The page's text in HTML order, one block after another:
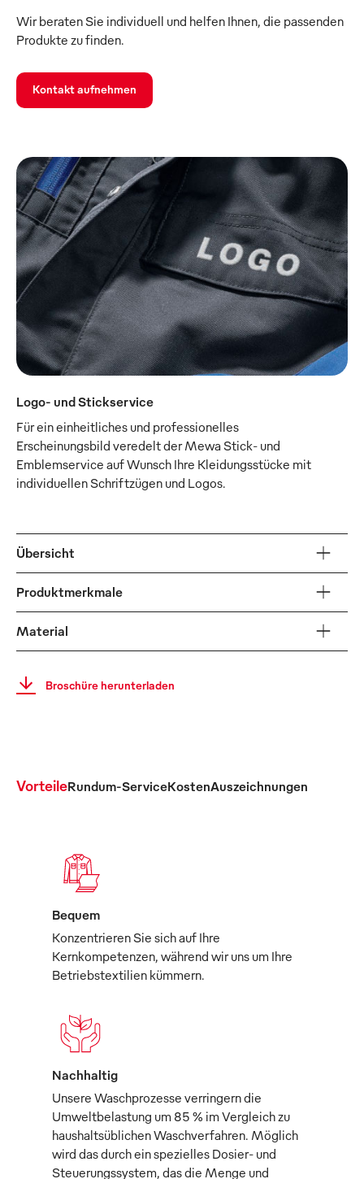
Wir beraten Sie individuell und helfen Ihnen, die passenden
Produkte zu finden.
Kontakt aufnehmen
Logo- und Stickservice
Für ein einheitliches und professionelles
Erscheinungsbild veredelt der Mewa Stick- und
Emblemservice auf Wunsch Ihre Kleidungsstücke mit
individuellen Schriftzügen und Logos.
Übersicht
Produktmerkmale
Material
Broschüre herunterladen
VorteileRundum-ServiceKostenAuszeichnungen
Bequem
Konzentrieren Sie sich auf Ihre
Kernkompetenzen, während wir uns um Ihre
Betriebstextilien kümmern.
Nachhaltig
Unsere Waschprozesse verringern die
Umweltbelastung um 85 % im Vergleich zu
haushaltsüblichen Waschverfahren. Möglich
wird das durch ein spezielles Dosier- und
Steuerungssystem, das die Menge und